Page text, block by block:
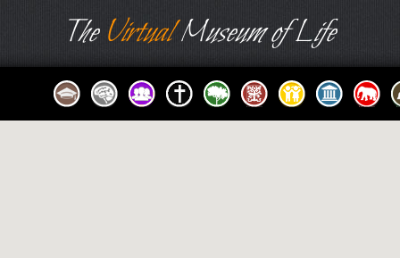
TheVirtualMuseum of Life